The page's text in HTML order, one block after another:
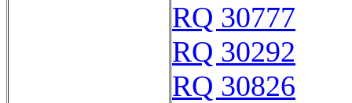
RQ 30777
RQ 30292
RQ 30826